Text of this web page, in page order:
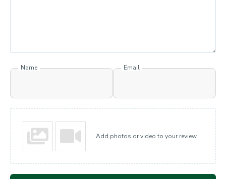
Name Email
Add photos or video to your review